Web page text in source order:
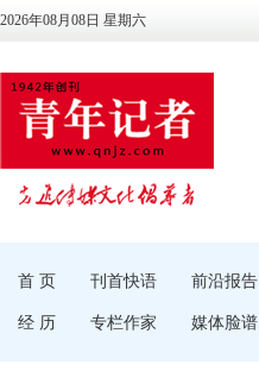
2026年08月08日 星期六
首 页 刊首快语 前沿报告
经 历 专栏作家 媒体脸谱